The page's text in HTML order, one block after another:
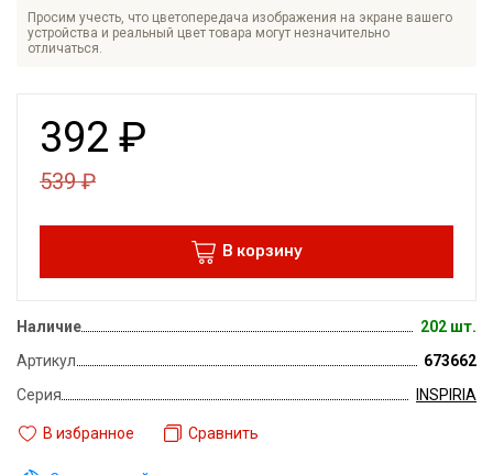
Просим учесть, что цветопередача изображения на экране вашего
устройства и реальный цвет товара могут незначительно
отличаться.
392 ₽
539₽
В корзину
Наличие
202 шт.
Артикул
673662
Серия
INSPIRIA
В избранное Сравнить